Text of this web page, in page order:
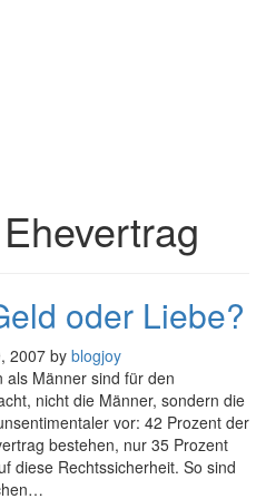
Ehevertrag
oder Liebe?
2007 by blogjoy
Männer sind für den
nicht die Männer, sondern die
vor: 42 Prozent der
bestehen, nur 35 Prozent
diese Rechtssicherheit. So sind